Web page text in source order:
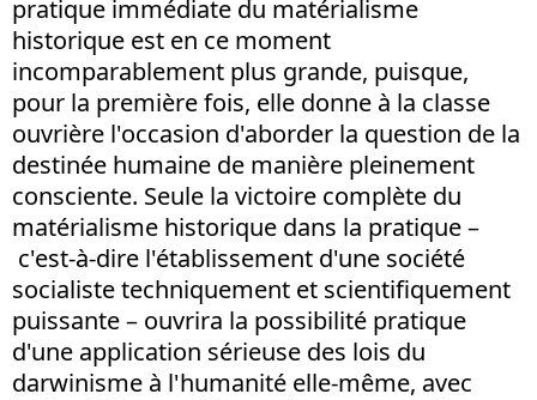
pratique immédiate du matérialisme
historique est en ce moment
incomparablement plus grande, puisque,
pour la première fois, elle donne à la classe
ouvrière l'occasion d'aborder la question de la
destinée humaine de manière pleinement
consciente. Seule la victoire complète du
matérialisme historique dans la pratique –
c'est-à-dire l'établissement d'une société
socialiste techniquement et scientifiquement
puissante – ouvrira la possibilité pratique
d'une application sérieuse des lois du
darwinisme à l'humanité elle-même, avec